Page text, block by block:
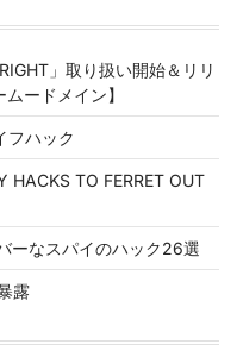
」取り扱い開始＆リリ
ードメイン】
フハック
HACKS TO FERRET OUT
ーなスパイのハック26選
露